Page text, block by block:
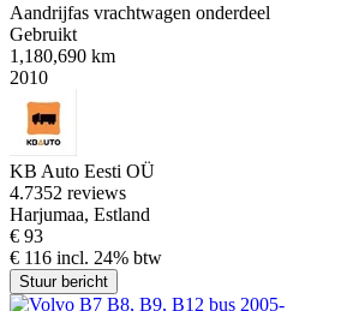
Aandrijfas vrachtwagen onderdeel
Gebruikt
1,180,690 km
2010
KB Auto Eesti OÜ
4.7352 reviews
Harjumaa, Estland
€ 93
€ 116 incl. 24% btw
Stuur bericht